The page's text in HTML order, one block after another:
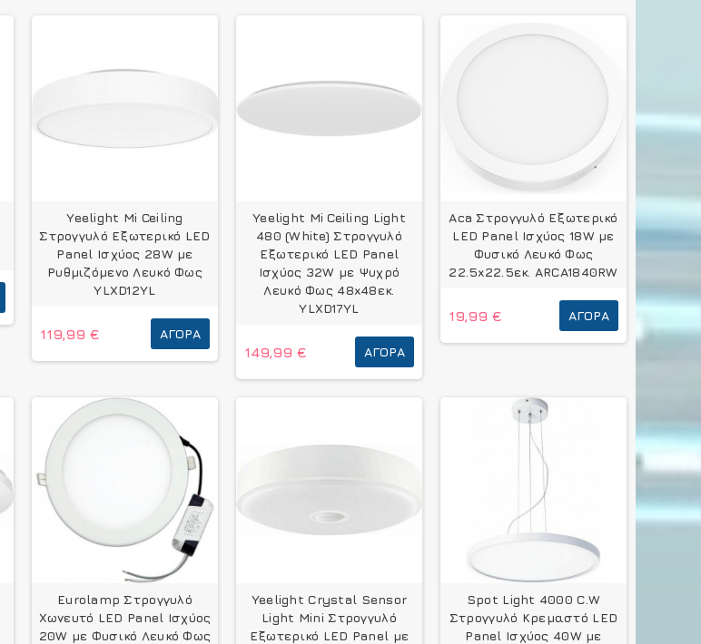
Yeelight Mi Ceiling
Στρογγυλό Εξωτερικό LED
Panel Ισχύος 28W με
Ρυθμιζόμενο Λευκό Φως
YLXD12YL
119,99 € ΑΓΟΡΆ
Yeelight Mi Ceiling Light
480 (White) Στρογγυλό
Εξωτερικό LED Panel
Ισχύος 32W με Ψυχρό
Λευκό Φως 48x48εκ.
YLXD17YL
149,99 € ΑΓΟΡΆ
Aca Στρογγυλό Εξωτερικό
LED Panel Ισχύος 18W με
Φυσικό Λευκό Φως
22.5x22.5εκ. ARCA1840RW
19,99 € ΑΓΟΡΆ
Eurolamp Στρογγυλό
Χωνευτό LED Panel Ισχύος
20W με Φυσικό Λευκό Φως
Yeelight Crystal Sensor
Light Mini Στρογγυλό
Εξωτερικό LED Panel με
Spot Light 4000 C.W
Στρογγυλό Κρεμαστό LED
Panel Ισχύος 40W με